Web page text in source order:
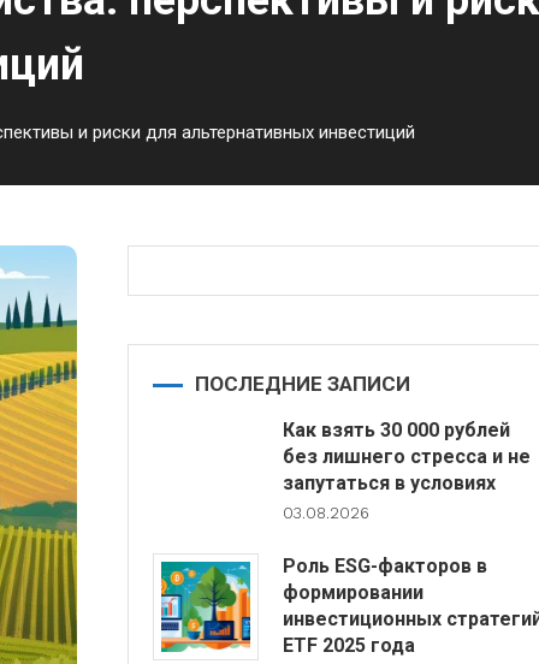
и риски для альтернативных инвестиций
ПОСЛЕДНИЕ ЗАПИСИ
Как взять 30 000 рублей
без лишнего стресса и не
запутаться в условиях
03.08.2026
Роль ESG-факторов в
формировании
инвестиционных
ETF 2025 года